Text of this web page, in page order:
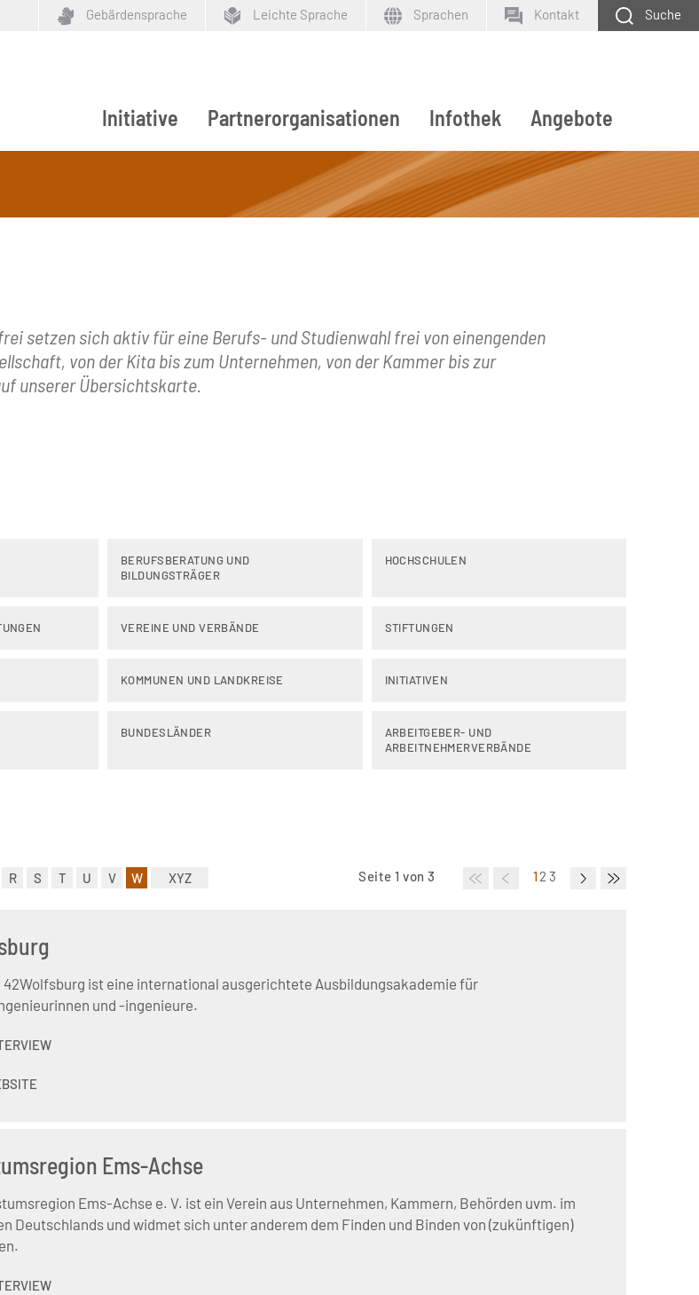
Gebärdensprache Leichte Sprache Sprachen Kontakt Suche
SUCHEN
Initiative Partnerorganisationen Infothek Angebote
setzen sich aktiv für eine Berufs- und Studienwahl frei von einengenden
von der Kita bis zum Unternehmen, von der Kammer bis zur
unserer Übersichtskarte.
BERUFSBERATUNG UND
BILDUNGSTRÄGER
HOCHSCHULEN
VEREINE UND VERBÄNDE STIFTUNGEN
KOMMUNEN UND LANDKREISE INITIATIVEN
BUNDESLÄNDER
ARBEITGEBER- UND
ARBEITNEHMERVERBÄNDE
R S T U V W XYZ Seite 1 von 3 1 2 3
42Wolfsburg ist eine international ausgerichtete Ausbildungsakademie für
und -ingenieure.
Ems-Achse
Ems-Achse e. V. ist ein Verein aus Unternehmen, Kammern, Behörden uvm. im
Deutschlands und widmet sich unter anderem dem Finden und Binden von (zukünftigen)